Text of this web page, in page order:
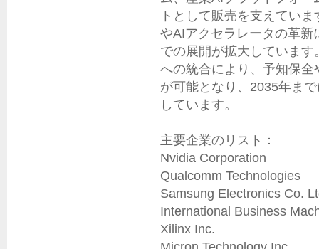
トとして販売を支えてい
やAIアクセラレータの革
での展開が拡大していま
への統合により、予知保
が可能となり、2035年ま
しています。
主要企業のリスト：
Nvidia Corporation
Qualcomm Technologies
Samsung Electronics Co.
International Business
Xilinx Inc.